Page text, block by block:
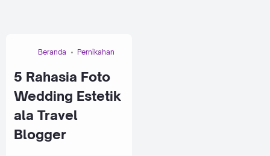
Beranda Pernikahan
5 Rahasia Foto
Wedding Estetik
ala Travel
Blogger